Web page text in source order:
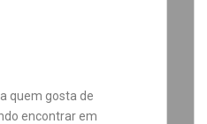
quem gosta de
encontrar em